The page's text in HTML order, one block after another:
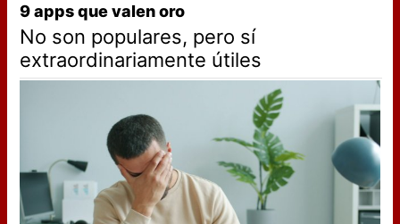
9 apps que valen oro
No son populares, pero sí
extraordinariamente útiles